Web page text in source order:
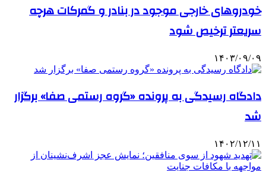
خودروهای خارجی موجود در بنادر و گمرکات هرچه
سریعتر ترخیص شود
۱۴۰۳/۰۹/۰۹
دادگاه رسیدگی به پرونده «گروه رستمی صفا» برگزار
شد
۱۴۰۲/۱۲/۱۱